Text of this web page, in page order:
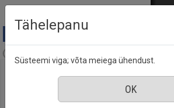
Mine põhisisu juurde
Tähelepanu
Süsteemi viga; võta meiega ühendust.